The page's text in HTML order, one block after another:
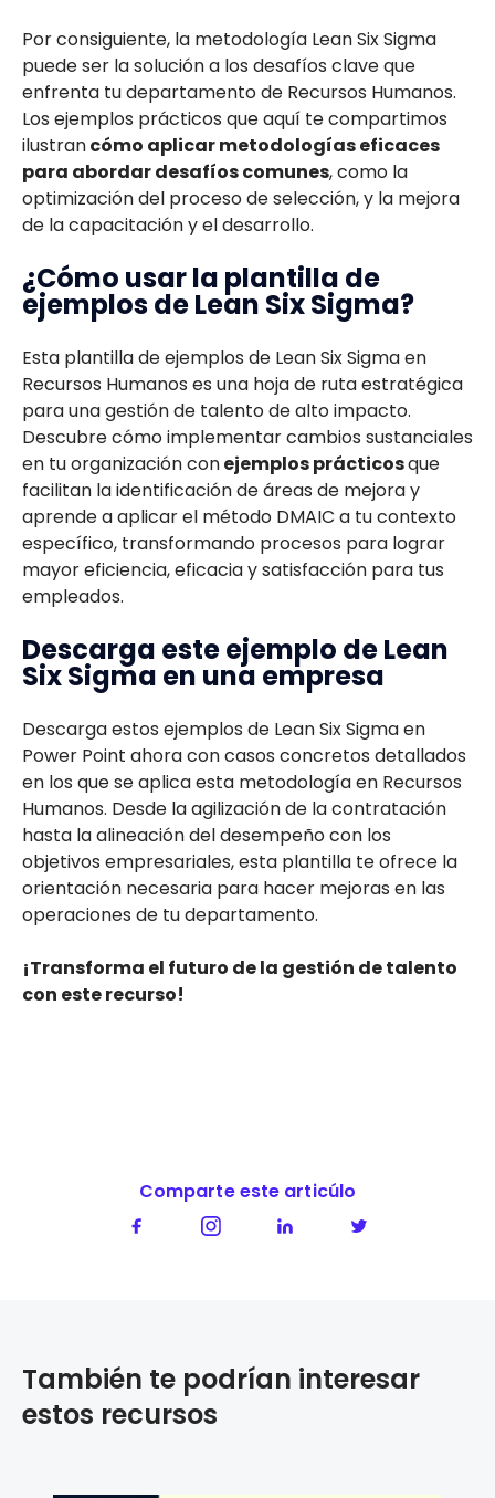
Por consiguiente, la metodología Lean Six Sigma
puede ser la solución a los desafíos clave que
enfrenta tu departamento de Recursos Humanos.
Los ejemplos prácticos que aquí te compartimos
ilustrancómo aplicar metodologías eficaces
para abordar desafíos comunes, como la
optimización del proceso de selección, y la mejora
de la capacitación y el desarrollo.
¿Cómo usar la plantilla de
ejemplos de Lean Six Sigma?
Esta plantilla de ejemplos de Lean Six Sigma en
Recursos Humanos es una hoja de ruta estratégica
para una gestión de talento de alto impacto.
Descubre cómo implementar cambios sustanciales
en tu organización conejemplos prácticosque
facilitan la identificación de áreas de mejora y
aprende a aplicar el método DMAIC a tu contexto
específico, transformando procesos para lograr
mayor eficiencia, eficacia y satisfacción para tus
empleados.
Descarga este ejemplo de Lean
Six Sigma en una empresa
Descarga estos ejemplos de Lean Six Sigma en
Power Point ahora con casos concretos detallados
en los que se aplica esta metodología en Recursos
Humanos. Desde la agilización de la contratación
hasta la alineación del desempeño con los
objetivos empresariales, esta plantilla te ofrece la
orientación necesaria para hacer mejoras en las
operaciones de tu departamento.
¡Transforma el futuro de la gestión de talento
con este recurso!
Comparte este articúlo
También te podrían interesar
estos recursos